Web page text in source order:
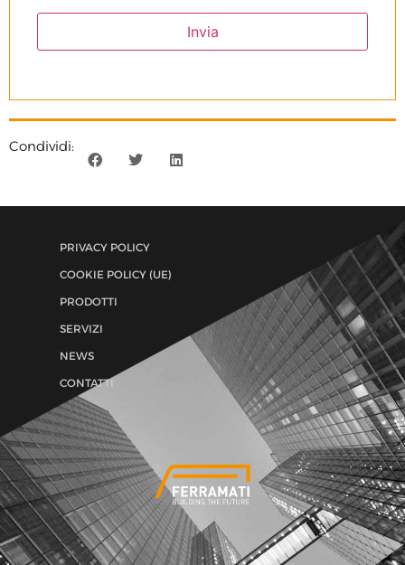
Invia
Condividi:
PRIVACY POLICY
COOKIE POLICY (UE)
PRODOTTI
SERVIZI
NEWS
CONTATTI